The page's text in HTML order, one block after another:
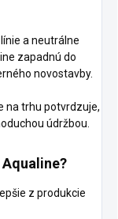
a neutrálne
zapadnú do
novostavby.
na trhu potvrdzuje,
údržbou.
z produkcie